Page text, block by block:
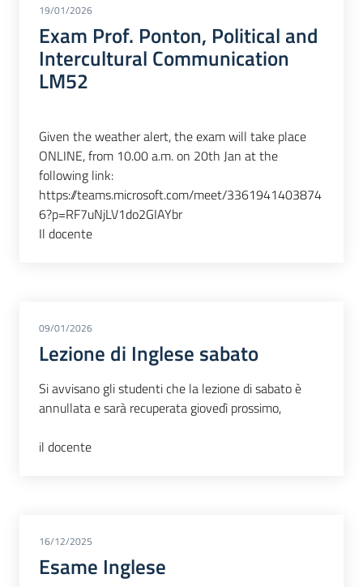
19/01/2026
Exam Prof. Ponton, Political and
Intercultural Communication
LM52
Given the weather alert, the exam will take place
ONLINE, from 10.00 a.m. on 20th Jan at the
following link:
https://teams.microsoft.com/meet/3361941403874
6?p=RF7uNjLV1do2GIAYbr
Il docente
09/01/2026
Lezione di Inglese sabato
Si avvisano gli studenti che la lezione di sabato è
annullata e sarà recuperata giovedì prossimo,
il docente
16/12/2025
Esame Inglese